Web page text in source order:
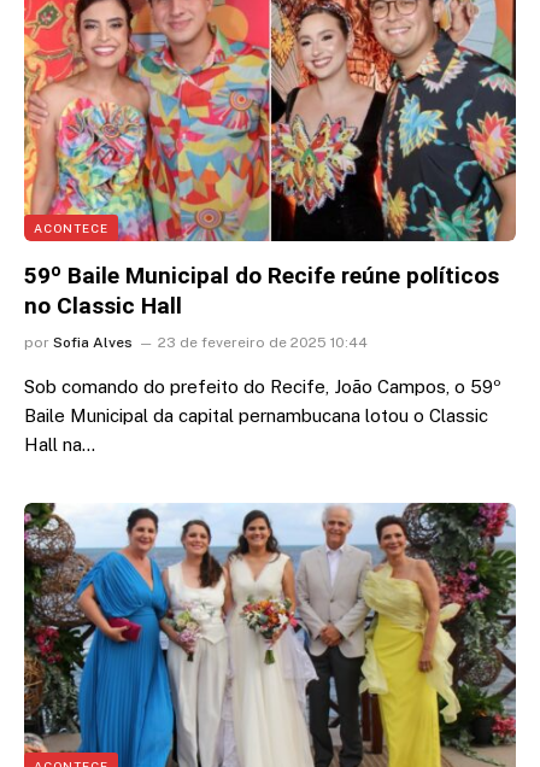
ACONTECE
59º Baile Municipal do Recife reúne políticos
no Classic Hall
por Sofia Alves 23 de fevereiro de 2025 10:44
Sob comando do prefeito do Recife, João Campos, o 59º
Baile Municipal da capital pernambucana lotou o Classic
Hall na…